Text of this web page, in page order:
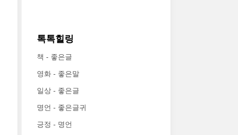
톡톡힐링
책 - 좋은글
영화 - 좋은말
일상 - 좋은글
명언 - 좋은글귀
긍정 - 명언